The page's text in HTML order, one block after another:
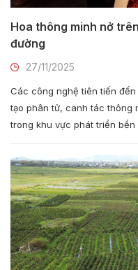
Hoa thông minh nở
đường
27/11/2025
Các công nghệ tiên tiến
tạo phân tử, canh tác thông
trong khu vực phát triển bền